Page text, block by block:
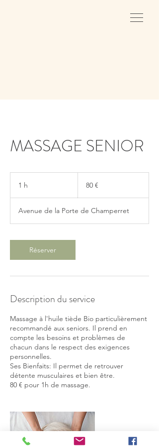
MASSAGE SENIOR
1 h 80 €
Avenue de la Porte de Champerret
Réserver
Description du service
Massage à l'huile tiède Bio particulièrement
recommandé aux seniors. Il prend en
compte les besoins et problèmes de
chacun dans le respect des exigences
personnelles.
Ses Bienfaits: Il permet de retrouver
détente musculaires et bien être.
80 € pour 1h de massage.